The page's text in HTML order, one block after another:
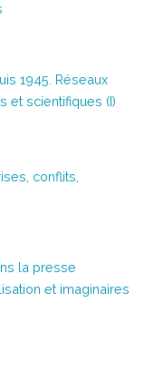
1945. Réseaux
et scientifiques (I)
conflits,
la presse
et imaginaires